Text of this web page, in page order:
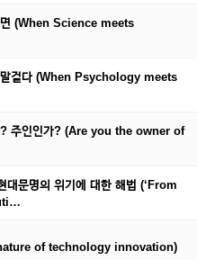
면 (When Science meets
말걸다 (When Psychology meets
? 주인인가? (Are you the owner of
대문명의 위기에 대한 해법 (‘From
of technology innovation)